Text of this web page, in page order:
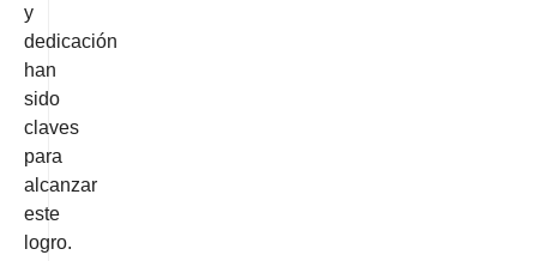
y
dedicación
han
sido
claves
para
alcanzar
este
logro.